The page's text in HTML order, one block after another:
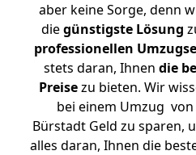
aber keine Sorge, denn
diegünstigste Lösung
professionellen
stets daran, Ihnen die
Preisezu bieten. Wir
bei einem Umzug
Bürstadt Geld zu sparen,
alles daran, Ihnen die